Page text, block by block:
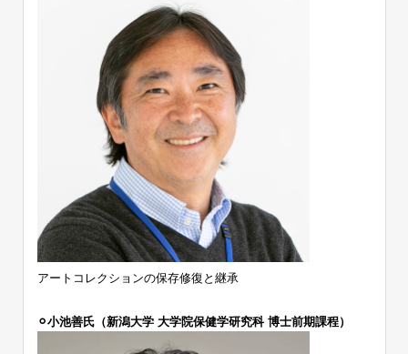
アートコレクションの保存修復と継承
⚪︎小池善氏（新潟大学 大学院保健学研究科 博士前期課程）